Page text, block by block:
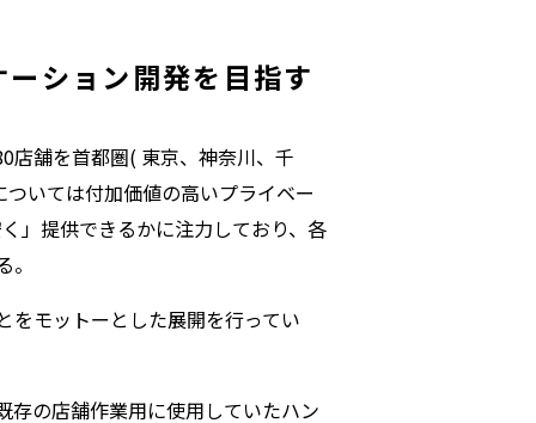
ション開発を目指す
店舗を首都圏( 東京、神奈川、千
いては付加価値の高いプライベー
」提供できるかに注力しており、各
をモットーとした展開を行ってい
存の店舗作業用に使用していたハン